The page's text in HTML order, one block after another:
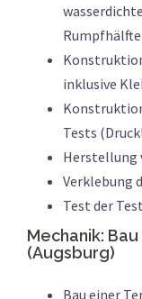
inklusive
Tests
Herstellung
Verklebung
Test der
Mechanik:
(Augsburg)
Bau einer